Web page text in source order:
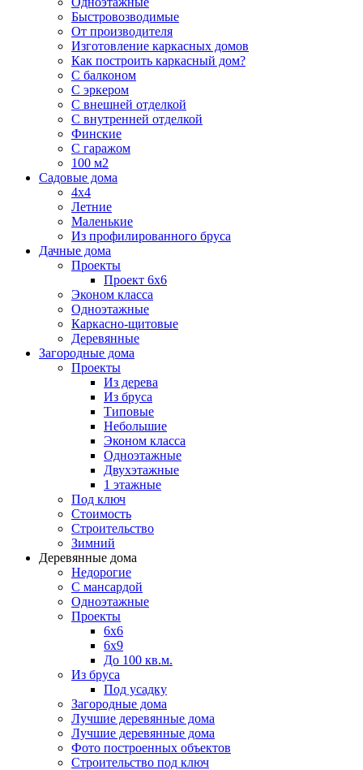
Быстровозводимые
От производителя
Изготовление каркасных домов
Как построить каркасный дом?
С балконом
С эркером
С внешней отделкой
С внутренней отделкой
Финские
С гаражом
100 м2
Садовые дома
4х4
Летние
Маленькие
Из профилированного бруса
Дачные дома
Проекты
Проект 6х6
Эконом класса
Одноэтажные
Каркасно-щитовые
Деревянные
Загородные дома
Проекты
Из дерева
Из бруса
Типовые
Небольшие
Эконом класса
Одноэтажные
Двухэтажные
1 этажные
Под ключ
Стоимость
Строительство
Зимний
Деревянные дома
Недорогие
С мансардой
Одноэтажные
Проекты
6х6
6х9
До 100 кв.м.
Из бруса
Под усадку
Загородные дома
Лучшие деревянные дома
Лучшие деревянные дома
Фото построенных объектов
Строительство под ключ